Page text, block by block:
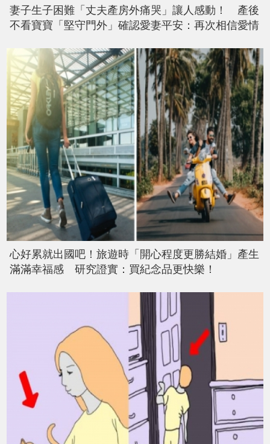
妻子生子困難「丈夫產房外痛哭」讓人感動！ 產後
不看寶寶「堅守門外」確認愛妻平安：再次相信愛情
心好累就出國吧！旅遊時「開心程度更勝結婚」產生
滿滿幸福感 研究證實：買紀念品更快樂！